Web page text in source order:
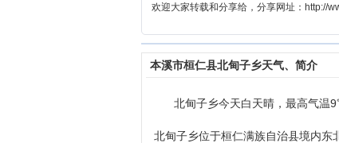
欢迎大家转载和分享给，分享网址：http://
本溪市桓仁县北甸子乡天气、简介
北甸子乡今天白天晴，最高气温
北甸子乡位于桓仁满族自治县境内东